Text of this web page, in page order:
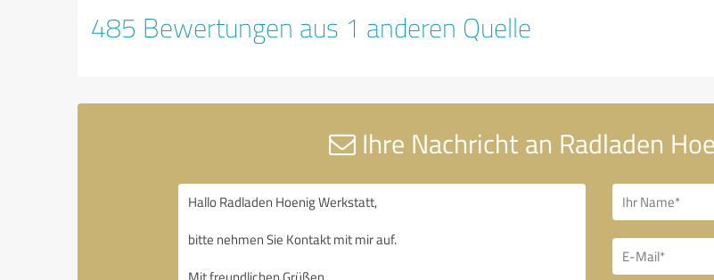
485 Bewertungen aus 1 anderen Quelle
Ihre Nachricht an Radladen